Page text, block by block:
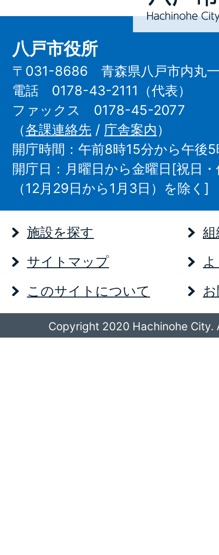
City
八戸市役所
〒031-8686 青森県八戸市内丸一
電話 0178-43-2111（代表）
ファックス 0178-45-2077
（各課連絡先 / 庁舎案内）
開庁時間：午前8時15分から午後5
開庁日：月曜日から金曜日[祝日
（12月29日から1月3日）を除く]
施設を探す
サイトマップ
このサイトについて
Copyright 2020 Hachinohe City.